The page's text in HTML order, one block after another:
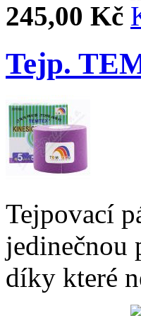
245,00 Kč
Tejp.
Tejpovací
jedinečnou
díky které